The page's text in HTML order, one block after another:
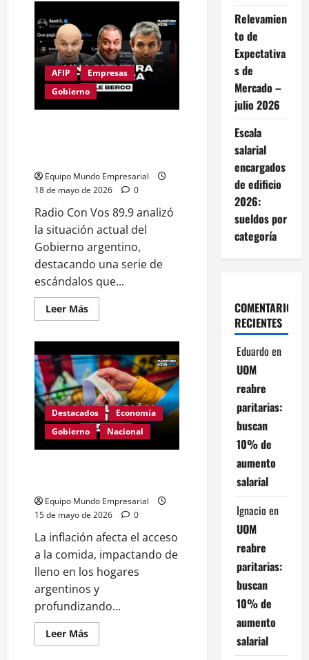
los
gemelos
digitales
de
Milei
y
Sandra
Perovello
AFIP
Empresas
Gobierno
Equipo Mundo Empresarial
18 de mayo de 2026
0
Radio Con Vos 89.9 analizó
la situación actual del
Gobierno argentino,
destacando una serie de
escándalos que...
Leer MásLeer
más
Gobierno
metido
cada
vez
en
más
escándalos»
por
Alejandro
Bercovich
Destacados
Economía
Gobierno
Nacional
Equipo Mundo Empresarial
15 de mayo de 2026
0
La inflación afecta el acceso
a la comida, impactando de
lleno en los hogares
argentinos y
profundizando...
Leer MásLeer
más
Relevamien
to de
Expectativa
s de
Mercado –
julio 2026
Escala
salarial
encargados
de edificio
2026:
sueldos por
categoría
COMENTARIOS
RECIENTES
Eduardo en
UOM
reabre
paritarias:
buscan
10% de
aumento
salarial
Ignacio en
UOM
reabre
paritarias:
buscan
10% de
aumento
salarial